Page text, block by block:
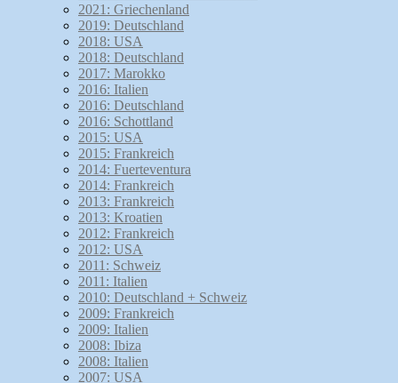
2021: Griechenland
2019: Deutschland
2018: USA
2018: Deutschland
2017: Marokko
2016: Italien
2016: Deutschland
2016: Schottland
2015: USA
2015: Frankreich
2014: Fuerteventura
2014: Frankreich
2013: Frankreich
2013: Kroatien
2012: Frankreich
2012: USA
2011: Schweiz
2011: Italien
2010: Deutschland + Schweiz
2009: Frankreich
2009: Italien
2008: Ibiza
2008: Italien
2007: USA